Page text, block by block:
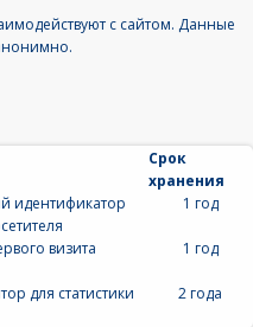
с сайтом. Данные
Срок
хранения
идентификатор
1 год
визита 1 год
для статистики 2 года